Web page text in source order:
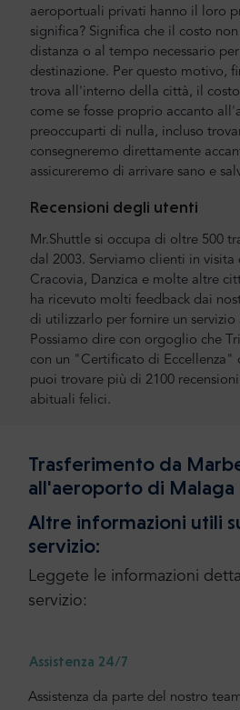
aeroportuali privati hanno il loro
significa? Significa che il costo
distanza o al tempo necessario
destinazione. Per questo motivo,
trova all'interno della città, il
come se fosse proprio accanto
preoccuparti di nulla, incluso
consegneremo direttamente
assicureremo di arrivare sano e
Recensioni degli utenti
Mr.Shuttle si occupa di oltre 500
dal 2003. Serviamo clienti in
Cracovia, Danzica e molte altre
ha ricevuto molti feedback dai
di utilizzarlo per fornire un
Possiamo dire con orgoglio che
con un "Certificato di Eccellenza"
puoi trovare più di 2100
abituali felici.
Trasferimento da
all'aeroporto di Malaga
Altre informazioni utili
servizio:
Leggete le informazioni
servizio:
Assistenza 24/7
Assistenza da parte del nostro